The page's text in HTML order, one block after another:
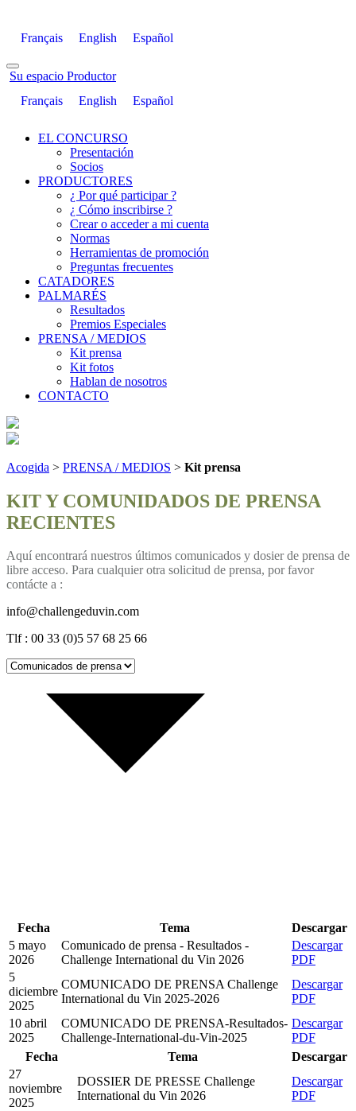
Français English Español
Su espacio Productor
Français
English Español
EL CONCURSO
Presentación
Socios
PRODUCTORES
¿ Por qué participar ?
¿ Cómo inscribirse ?
Crear o acceder a mi cuenta
Normas
Herramientas de promoción
Preguntas frecuentes
CATADORES
PALMARÉS
Resultados
Premios Especiales
PRENSA / MEDIOS
Kit prensa
Kit fotos
Hablan de nosotros
CONTACTO
Acogida > PRENSA / MEDIOS > Kit prensa
KIT Y COMUNIDADOS DE PRENSA
RECIENTES
Aquí encontrará nuestros últimos comunicados y dosier de prensa de
libre acceso. Para cualquier otra solicitud de prensa, por favor
contácte a :
info@challengeduvin.com
Tlf : 00 33 (0)5 57 68 25 66
Fecha Tema
Descargar
5 mayo
2026
Comunicado de prensa - Resultados -
Challenge International du Vin 2026
Descargar
PDF
5
diciembre
2025
COMUNICADO DE PRENSA Challenge
International du Vin 2025-2026
Descargar
PDF
10 abril
2025
COMUNICADO DE PRENSA-Resultados-
Challenge-International-du-Vin-2025
Descargar
PDF
Fecha
Tema
Descargar
27
noviembre
2025
DOSSIER DE PRESSE Challenge
International du Vin 2026
Descargar
PDF